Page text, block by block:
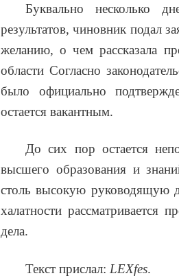
Буквально несколько
результатов, чиновник подал
желанию, о чем рассказала
области Согласно
было официально
остается вакантным.
До сих пор остается
высшего образования и
столь высокую руководящую
халатности рассматривается
дела.
Текст прислал: LEXfes.